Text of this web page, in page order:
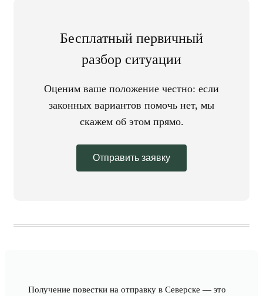
Бесплатный первичный
разбор ситуации
Оценим ваше положение честно: если
законных вариантов помочь нет, мы
скажем об этом прямо.
Отправить заявку
Получение повестки на отправку в Северске — это